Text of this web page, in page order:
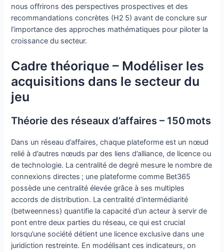
nous offrirons des perspectives prospectives et des
recommandations concrètes (H2 5) avant de conclure sur
l’importance des approches mathématiques pour piloter la
croissance du secteur.
Cadre théorique – Modéliser les
acquisitions dans le secteur du
jeu
Théorie des réseaux d’affaires – 150 mots
Dans un réseau d’affaires, chaque plateforme est un nœud
relié à d’autres nœuds par des liens d’alliance, de licence ou
de technologie. La centralité de degré mesure le nombre de
connexions directes ; une plateforme comme Bet365
possède une centralité élevée grâce à ses multiples
accords de distribution. La centralité d’intermédiarité
(betweenness) quantifie la capacité d’un acteur à servir de
pont entre deux parties du réseau, ce qui est crucial
lorsqu’une société détient une licence exclusive dans une
juridiction restreinte. En modélisant ces indicateurs, on